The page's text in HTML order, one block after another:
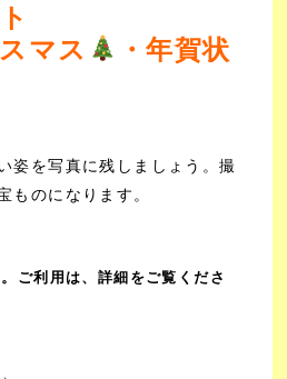
マス ・年賀状
姿を写真に残しましょう。撮
ものになります。
ご利用は、詳細をご覧くださ